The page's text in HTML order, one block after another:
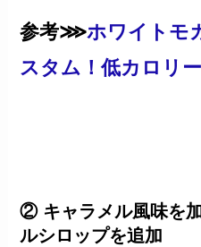
参考⋙ホワイトモ
スタム！低カロリー
② キャラメル風味を
ルシロップを追加